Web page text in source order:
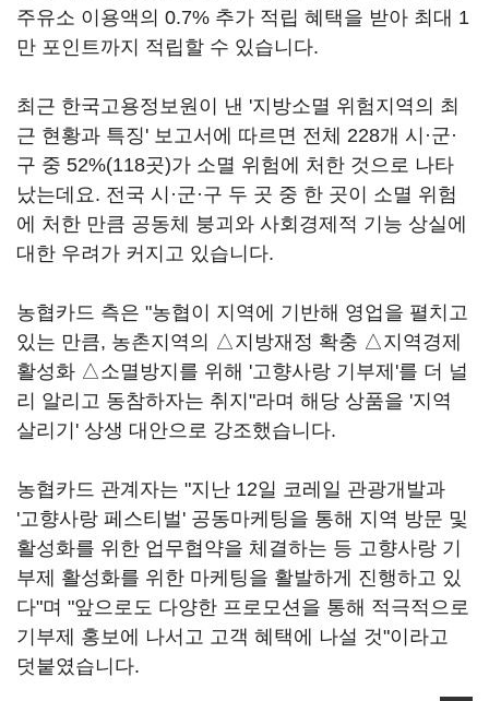
주유소 이용액의 0.7% 추가 적립 혜택을 받아 최대 1
만 포인트까지 적립할 수 있습니다.
최근 한국고용정보원이 낸 '지방소멸 위험지역의 최
근 현황과 특징' 보고서에 따르면 전체 228개 시·군·
구 중 52%(118곳)가 소멸 위험에 처한 것으로 나타
났는데요. 전국 시·군·구 두 곳 중 한 곳이 소멸 위험
에 처한 만큼 공동체 붕괴와 사회경제적 기능 상실에
대한 우려가 커지고 있습니다.
농협카드 측은 "농협이 지역에 기반해 영업을 펼치고
있는 만큼, 농촌지역의 △지방재정 확충 △지역경제
활성화 △소멸방지를 위해 '고향사랑 기부제'를 더 널
리 알리고 동참하자는 취지"라며 해당 상품을 '지역
살리기' 상생 대안으로 강조했습니다.
농협카드 관계자는 "지난 12일 코레일 관광개발과
'고향사랑 페스티벌' 공동마케팅을 통해 지역 방문 및
활성화를 위한 업무협약을 체결하는 등 고향사랑 기
부제 활성화를 위한 마케팅을 활발하게 진행하고 있
다"며 "앞으로도 다양한 프로모션을 통해 적극적으로
기부제 홍보에 나서고 고객 혜택에 나설 것"이라고
덧붙였습니다.